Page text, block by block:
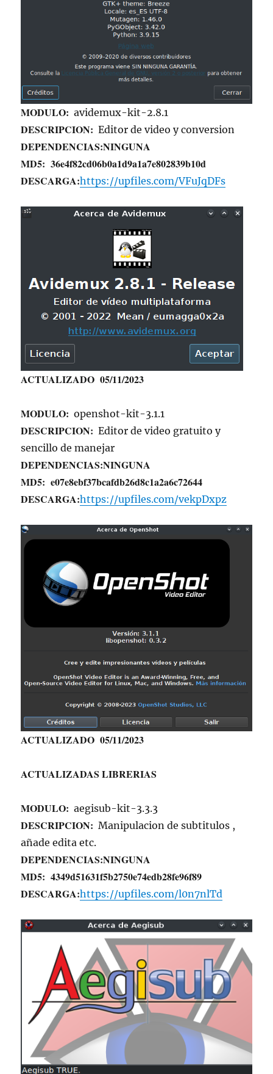
MODULO: avidemux-kit-2.8.1
DESCRIPCION: Editor de video y conversion
DEPENDENCIAS:NINGUNA
MD5: 36e4f82cd06b0a1d9a1a7e802839b10d
DESCARGA:https://upfiles.com/VFuJqDFs
ACTUALIZADO 05/11/2023
MODULO: openshot-kit-3.1.1
DESCRIPCION: Editor de video gratuito y
sencillo de manejar
DEPENDENCIAS:NINGUNA
MD5: e07e8ebf37bcafdb26d8c1a2a6c72644
DESCARGA:https://upfiles.com/vekpDxpz
ACTUALIZADO 05/11/2023
ACTUALIZADAS LIBRERIAS
MODULO: aegisub-kit-3.3.3
DESCRIPCION: Manipulacion de subtitulos ,
añade edita etc.
DEPENDENCIAS:NINGUNA
MD5: 4349d51631f5b2750e74edb28fe96f89
DESCARGA:https://upfiles.com/l0n7nlTd